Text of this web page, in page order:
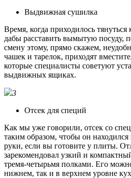
Выдвижная сушилка
Время, когда приходилось
дабы расставить вымытую посуду,
смену этому, прямо скажем,
чашек и тарелок, приходят
которые специалисты советуют
выдвижных ящиках.
3
Отсек для специй
Как мы уже говорили, отсек со
таким образом, чтобы он
руки, если вы готовите у плиты.
зарекомендовал узкий и
тремя-четырьмя полками. Его
нижнем, так и в верхнем уровне